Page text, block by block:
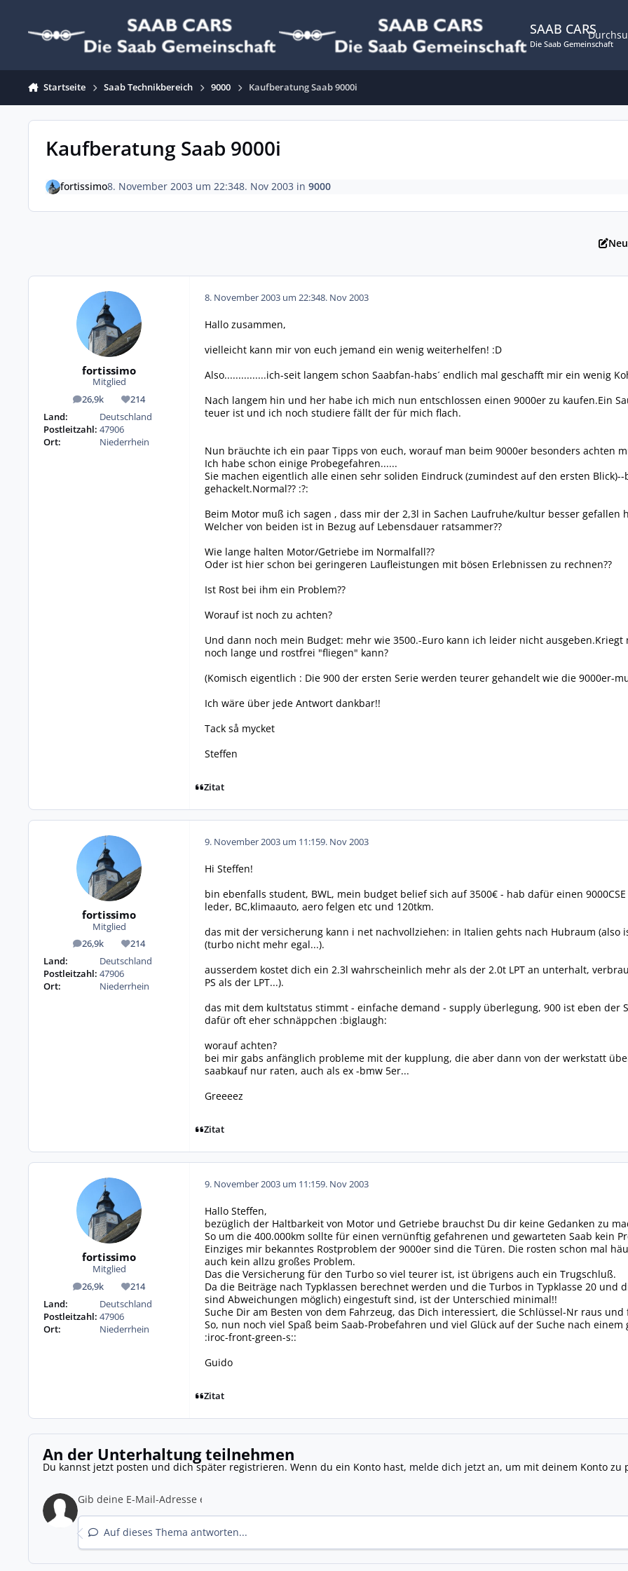
SAAB CARS
Die Saab Gemeinschaft
Startseite Saab Technikbereich 9000 Kaufberatung Saab 9000i
Kaufberatung Saab 9000i
fortissimo8. November 2003 um 22:348. Nov 2003 in 9000
fortissimo
Mitglied
26,9k
Beiträge 214
Reputation
Land:
Deutschland
Postleitzahl: 47906
Ort:
Niederrhein
8. November 2003 um 22:348. Nov 2003
Hallo zusammen,
vielleicht kann mir von euch jemand ein wenig weiterhelfen! :D
Also...............ich-seit langem schon Saabfan-habs´ endlich mal geschafft mir ein wenig
Nach langem hin und her habe ich mich nun entschlossen einen 9000er zu kaufen.Ein
teuer ist und ich noch studiere fällt der für mich flach.
Nun bräuchte ich ein paar Tipps von euch, worauf man beim 9000er besonders achten
Ich habe schon einige Probegefahren......
Sie machen eigentlich alle einen sehr soliden Eindruck (zumindest auf den ersten
gehackelt.Normal?? :?:
Beim Motor muß ich sagen , dass mir der 2,3l in Sachen Laufruhe/kultur besser gefallen
Welcher von beiden ist in Bezug auf Lebensdauer ratsammer??
Wie lange halten Motor/Getriebe im Normalfall??
Oder ist hier schon bei geringeren Laufleistungen mit bösen Erlebnissen zu rechnen??
Ist Rost bei ihm ein Problem??
Worauf ist noch zu achten?
Und dann noch mein Budget: mehr wie 3500.-Euro kann ich leider nicht
noch lange und rostfrei "fliegen" kann?
(Komisch eigentlich : Die 900 der ersten Serie werden teurer gehandelt wie die 9000er-
Ich wäre über jede Antwort dankbar!!
Tack så mycket
Steffen
Zitat
fortissimo
Mitglied
26,9k
Beiträge 214
Reputation
Land:
Deutschland
Postleitzahl: 47906
Ort:
Niederrhein
9. November 2003 um 11:159. Nov 2003
Hi Steffen!
bin ebenfalls student, BWL, mein budget belief sich auf 3500€ - hab dafür einen
leder, BC,klimaauto, aero felgen etc und 120tkm.
das mit der versicherung kann i net nachvollziehen: in Italien gehts nach Hubraum
(turbo nicht mehr egal...).
ausserdem kostet dich ein 2.3l wahrscheinlich mehr als der 2.0t LPT an unterhalt,
PS als der LPT...).
das mit dem kultstatus stimmt - einfache demand - supply überlegung, 900 ist eben der
dafür oft eher schnäppchen :biglaugh:
worauf achten?
bei mir gabs anfänglich probleme mit der kupplung, die aber dann von der werkstatt
saabkauf nur raten, auch als ex -bmw 5er...
Greeeez
Zitat
fortissimo
Mitglied
26,9k
Beiträge 214
Reputation
Land:
Deutschland
Postleitzahl: 47906
Ort:
Niederrhein
9. November 2003 um 11:159. Nov 2003
Hallo Steffen,
bezüglich der Haltbarkeit von Motor und Getriebe brauchst Du dir keine Gedanken zu
So um die 400.000km sollte für einen vernünftig gefahrenen und gewarteten Saab kein
Einziges mir bekanntes Rostproblem der 9000er sind die Türen. Die rosten schon mal
auch kein allzu großes Problem.
Das die Versicherung für den Turbo so viel teurer ist, ist übrigens auch ein Trugschluß.
Da die Beiträge nach Typklassen berechnet werden und die Turbos in Typklasse 20 und
sind Abweichungen möglich) eingestuft sind, ist der Unterschied minimal!!
Suche Dir am Besten von dem Fahrzeug, das Dich interessiert, die Schlüssel-Nr raus
So, nun noch viel Spaß beim Saab-Probefahren und viel Glück auf der Suche nach einem
:iroc-front-green-s::
Guido
Zitat
An der Unterhaltung teilnehmen
Du kannst jetzt posten und dich später registrieren. Wenn du ein Konto hast, melde dich jetzt an, um mit deinem Konto zu
Auf dieses Thema antworten...